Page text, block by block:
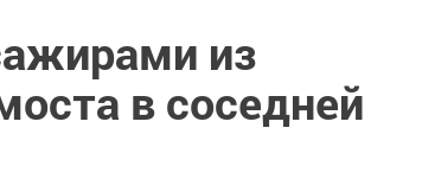
из
в соседней